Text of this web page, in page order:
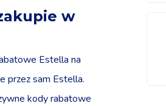
w
Estella na
przez sam Estella.
kody rabatowe